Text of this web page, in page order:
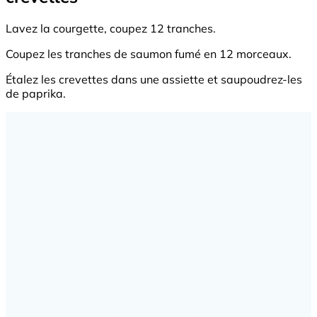
Lavez la courgette, coupez 12 tranches.
Coupez les tranches de saumon fumé en 12 morceaux.
Étalez les crevettes dans une assiette et saupoudrez-les
de paprika.